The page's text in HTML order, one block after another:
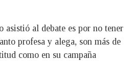
asistió al debate es por no tener
profesa y alega, son más de
como en su campaña